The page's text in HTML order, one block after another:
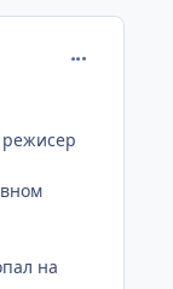
режисер
на